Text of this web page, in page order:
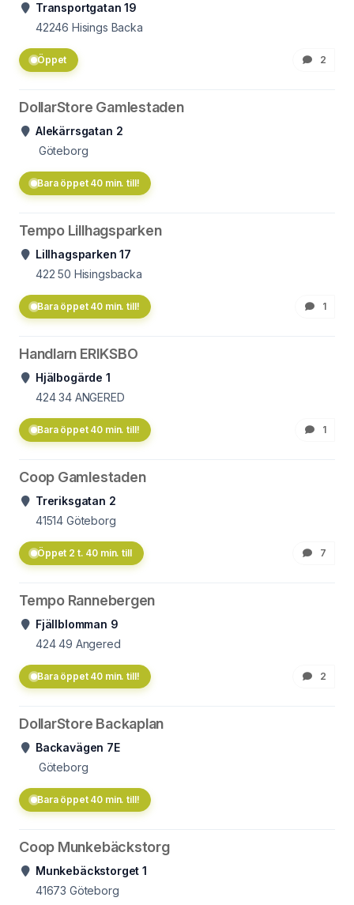
Transportgatan 19
42246 Hisings Backa
Öppet 2
DollarStore Gamlestaden
Alekärrsgatan 2
Göteborg
Bara öppet 40 min. till!
Tempo Lillhagsparken
Lillhagsparken 17
422 50 Hisingsbacka
Bara öppet 40 min. till! 1
Handlarn ERIKSBO
Hjälbogärde 1
424 34 ANGERED
Bara öppet 40 min. till! 1
Coop Gamlestaden
Treriksgatan 2
41514 Göteborg
Öppet 2 t. 40 min. till 7
Tempo Rannebergen
Fjällblomman 9
424 49 Angered
Bara öppet 40 min. till! 2
DollarStore Backaplan
Backavägen 7E
Göteborg
Bara öppet 40 min. till!
Coop Munkebäckstorg
Munkebäckstorget 1
41673 Göteborg